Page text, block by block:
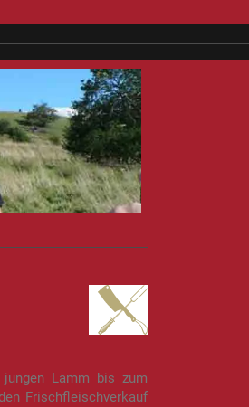
Lamm bis zum
Frischfleischverkauf